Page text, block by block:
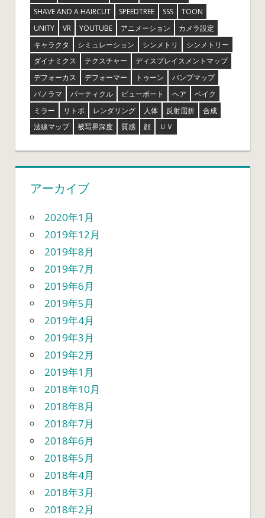
SHAVE AND A HAIRCUT
SPEEDTREE SSS
TOON
UNITY
VR YOUTUBE アニメーション
カメラ設定
キャラクタ
シミュレーション シンメトリ
シンメトリー
ダイナミクス
テクスチャー
ディスプレイスメントマップ
デフォーカス
デフォーマー トゥーン
バンプマップ
パノラマ
パーティクル ビューポート ヘア
ベイク
ミラー
リトポ レンダリング 人体 反射屈折
合成
法線マップ
被写界深度 質感 顔 ＵＶ
アーカイブ
2020年1月
2019年12月
2019年8月
2019年7月
2019年6月
2019年5月
2019年4月
2019年3月
2019年2月
2019年1月
2018年10月
2018年8月
2018年7月
2018年6月
2018年5月
2018年4月
2018年3月
2018年2月